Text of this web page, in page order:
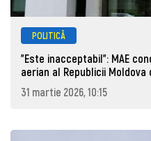
POLITICĂ
"Este inacceptabil": MAE
aerian al Republicii
31 martie 2026, 10:15